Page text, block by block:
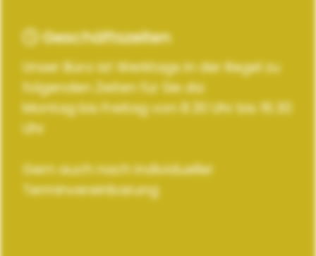
Geschäftszeiten
Unser Büro ist Werktags in der Regel zu
folgenden Zeiten für Sie da:
Montag bis Freitag von 8.30 Uhr bis 16.30
Uhr
Gern auch nach individueller
Terminvereinbarung